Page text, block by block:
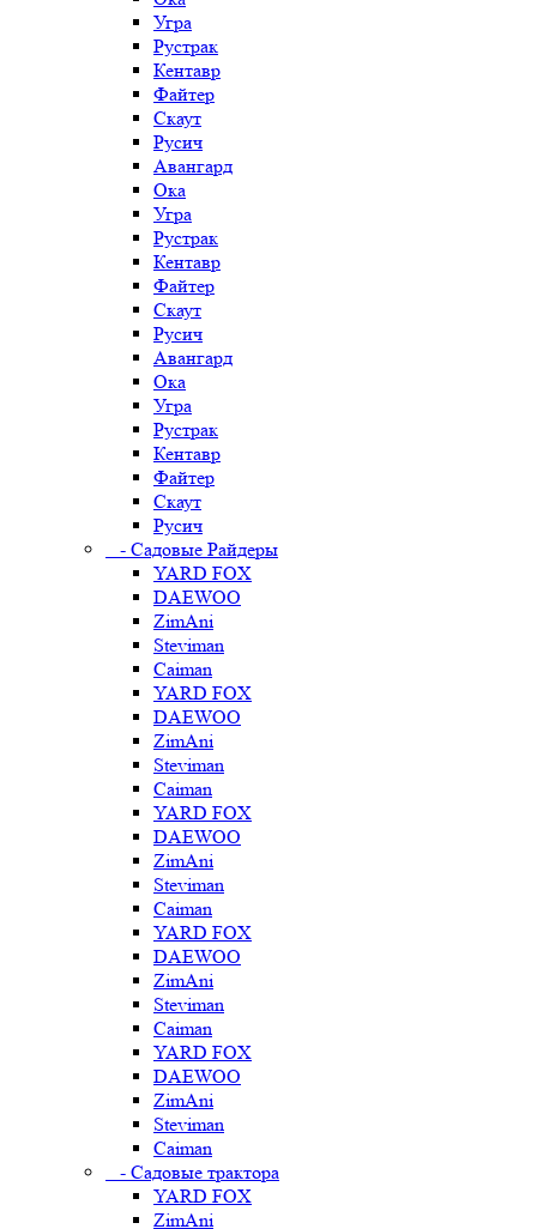
Угра
Рустрак
Кентавр
Файтер
Скаут
Русич
Авангард
Ока
Угра
Рустрак
Кентавр
Файтер
Скаут
Русич
Авангард
Ока
Угра
Рустрак
Кентавр
Файтер
Скаут
Русич
- Садовые Райдеры
YARD FOX
DAEWOO
ZimAni
Steviman
Caiman
YARD FOX
DAEWOO
ZimAni
Steviman
Caiman
YARD FOX
DAEWOO
ZimAni
Steviman
Caiman
YARD FOX
DAEWOO
ZimAni
Steviman
Caiman
YARD FOX
DAEWOO
ZimAni
Steviman
Caiman
- Садовые трактора
YARD FOX
ZimAni